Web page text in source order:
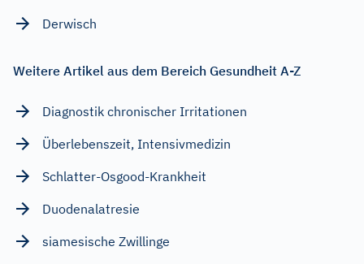
Derwisch
Weitere Artikel aus dem Bereich Gesundheit A-Z
Diagnostik chronischer Irritationen
Überlebenszeit, Intensivmedizin
Schlatter-Osgood-Krankheit
Duodenalatresie
siamesische Zwillinge